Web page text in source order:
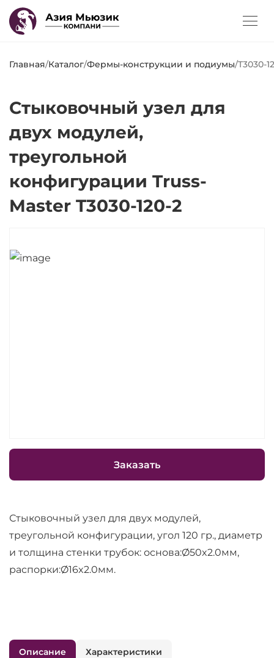
Главная/Каталог/Фермы-конструкции и подиумы/T3030-
Стыковочный узел для
двух модулей,
треугольной
конфигурации Truss-
Master T3030-120-2
Заказать
Стыковочный узел для двух модулей,
треугольной конфигурации, угол 120 гр., диаметр
и толщина стенки трубок: основа:Ø50x2.0мм,
распорки:Ø16x2.0мм.
Описание Характеристики